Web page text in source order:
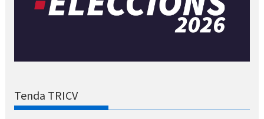
Tenda TRICV